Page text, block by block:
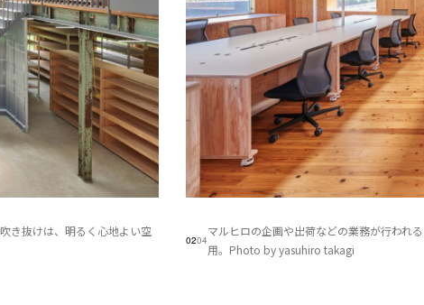
き抜けは、明るく心地よい空
0204
マルヒロの企画や出荷などの業務が行われ
用。Photo by yasuhiro takagi